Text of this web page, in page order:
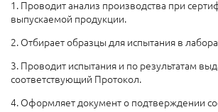
1. Проводит анализ производства при
выпускаемой продукции.
2. Отбирает образцы для испытания в
3. Проводит испытания и по результатам
соответствующий Протокол.
4. Оформляет документ о подтверждении